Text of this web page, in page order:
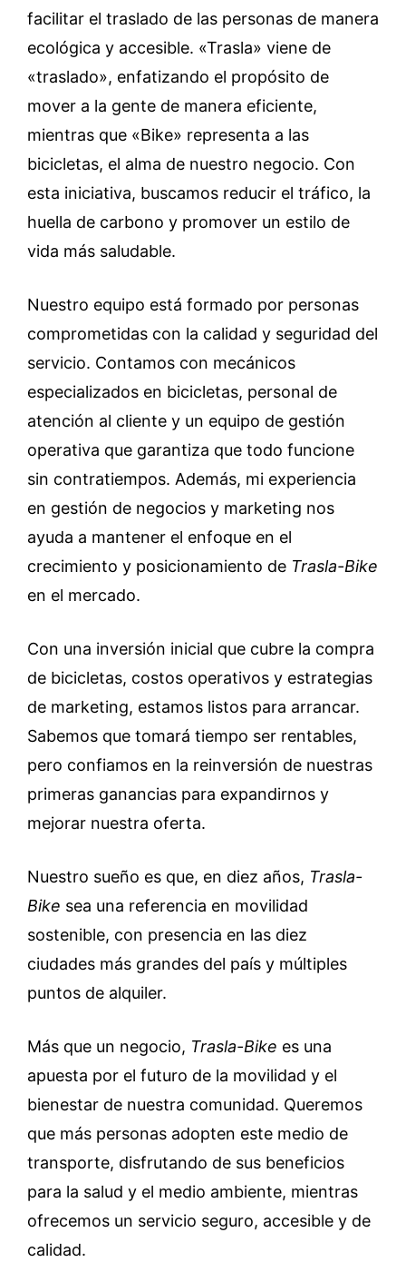
facilitar el traslado de las personas de manera
ecológica y accesible. «Trasla» viene de
«traslado», enfatizando el propósito de
mover a la gente de manera eficiente,
mientras que «Bike» representa a las
bicicletas, el alma de nuestro negocio. Con
esta iniciativa, buscamos reducir el tráfico, la
huella de carbono y promover un estilo de
vida más saludable.
Nuestro equipo está formado por personas
comprometidas con la calidad y seguridad del
servicio. Contamos con mecánicos
especializados en bicicletas, personal de
atención al cliente y un equipo de gestión
operativa que garantiza que todo funcione
sin contratiempos. Además, mi experiencia
en gestión de negocios y marketing nos
ayuda a mantener el enfoque en el
crecimiento y posicionamiento de Trasla-Bike
en el mercado.
Con una inversión inicial que cubre la compra
de bicicletas, costos operativos y estrategias
de marketing, estamos listos para arrancar.
Sabemos que tomará tiempo ser rentables,
pero confiamos en la reinversión de nuestras
primeras ganancias para expandirnos y
mejorar nuestra oferta.
Nuestro sueño es que, en diez años, Trasla-
Bike sea una referencia en movilidad
sostenible, con presencia en las diez
ciudades más grandes del país y múltiples
puntos de alquiler.
Más que un negocio, Trasla-Bike es una
apuesta por el futuro de la movilidad y el
bienestar de nuestra comunidad. Queremos
que más personas adopten este medio de
transporte, disfrutando de sus beneficios
para la salud y el medio ambiente, mientras
ofrecemos un servicio seguro, accesible y de
calidad.